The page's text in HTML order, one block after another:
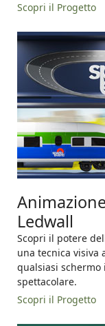
Scopri il Progetto
Ledwall
Scopri il potere
una tecnica visiva
qualsiasi schermo
spettacolare.
Scopri il Progetto